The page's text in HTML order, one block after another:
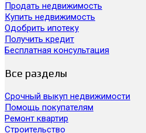
Продать недвижимость
Купить недвижимость
Одобрить ипотеку
Получить кредит
Бесплатная консультация
Все разделы
Срочный выкуп недвижимости
Помощь покупателям
Ремонт квартир
Строительство